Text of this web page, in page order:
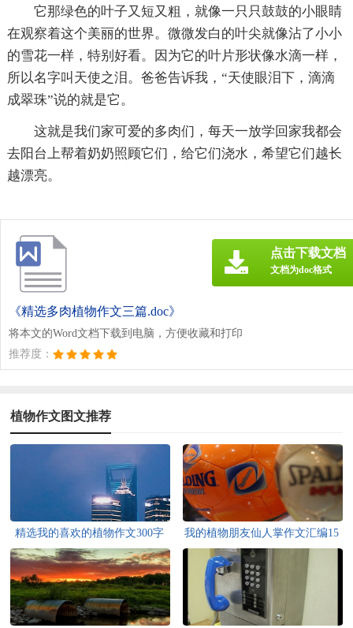
它那绿色的叶子又短又粗，就像一只只鼓鼓的小眼睛
在观察着这个美丽的世界。微微发白的叶尖就像沾了小小
的雪花一样，特别好看。因为它的叶片形状像水滴一样，
所以名字叫天使之泪。爸爸告诉我，“天使眼泪下，滴滴
成翠珠”说的就是它。
这就是我们家可爱的多肉们，每天一放学回家我都会
去阳台上帮着奶奶照顾它们，给它们浇水，希望它们越长
越漂亮。
《精选多肉植物作文三篇.doc》
将本文的Word文档下载到电脑，方便收藏和打印
推荐度：
点击下载文档
文档为doc格式
植物作文图文推荐
精选我的喜欢的植物作文300字
合集6篇
我的植物朋友仙人掌作文汇编15
篇